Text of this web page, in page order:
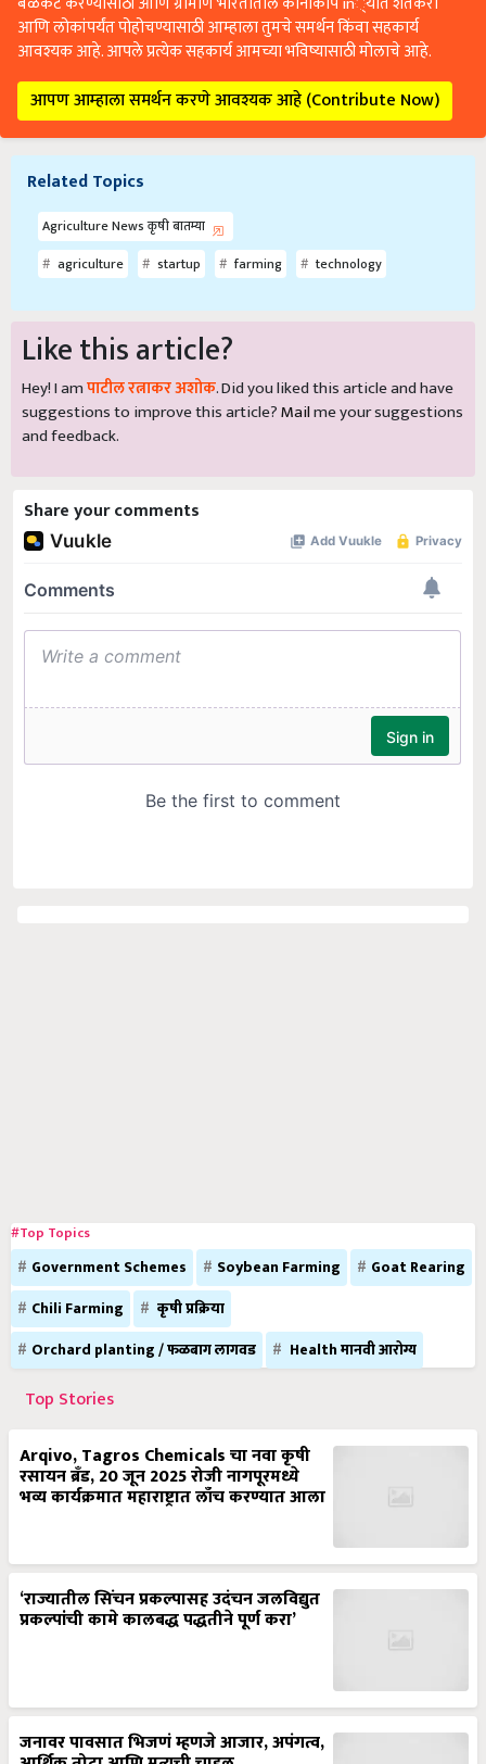
आणि लोकांपर्यंत पोहोचण्यासाठी आम्हाला तुमचे समर्थन किंवा सहकार्य
आवश्यक आहे. आपले प्रत्येक सहकार्य आमच्या भविष्यासाठी मोलाचे आहे.
आपण आम्हाला समर्थन करणे आवश्यक आहे (Contribute Now)
Related Topics
Agriculture News कृषी बातम्या
agriculture
startup farming technology
Like this article?
Hey! I amपाटील रत्नाकर अशोक. Did you liked this article and have
suggestions to improve this article?Mailme your suggestions
and feedback.
Share your comments
#Top Topics
Government Schemes Soybean Farming
Goat Rearing
Chili Farming
कृषी प्रक्रिया
Orchard planting / फळबाग लागवड
Health मानवी आरोग्य
Top Stories
Arqivo, Tagros Chemicals चा नवा कृषी
रसायन ब्रँड, 20 जून 2025 रोजी नागपूरमध्ये
भव्य कार्यक्रमात महाराष्ट्रात लाँच करण्यात आला
‘राज्यातील सिंचन प्रकल्पासह उदंचन जलविद्युत
प्रकल्पांची कामे कालबद्ध पद्धतीने पूर्ण करा’
जनावर पावसात भिजणं म्हणजे आजार, अपंगत्व,